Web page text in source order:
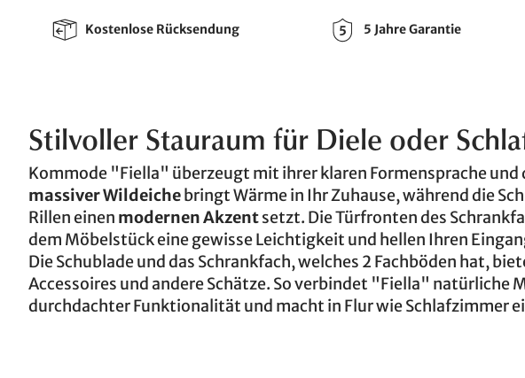
Kostenlose Rücksendung 5 Jahre Garantie
Stilvoller Stauraum für Diele oder
Kommode "Fiella" überzeugt mit ihrer klaren Formensprache
massiver Wildeichebringt Wärme in Ihr Zuhause, während die
Rillen einen modernen Akzentsetzt. Die Türfronten des
dem Möbelstück eine gewisse Leichtigkeit und hellen Ihren
Die Schublade und das Schrankfach, welches 2 Fachböden hat,
Accessoires und andere Schätze. So verbindet "Fiella" natürliche
durchdachter Funktionalität und macht in Flur wie Schlafzimmer